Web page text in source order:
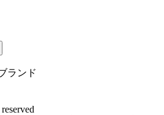
ランド